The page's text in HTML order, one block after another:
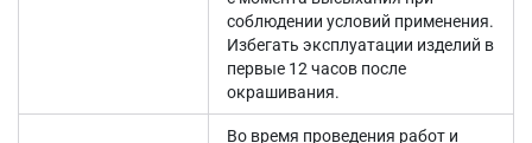
соблюдении условий применения.
Избегать эксплуатации изделий в
первые 12 часов после
окрашивания.
Во время проведения работ и